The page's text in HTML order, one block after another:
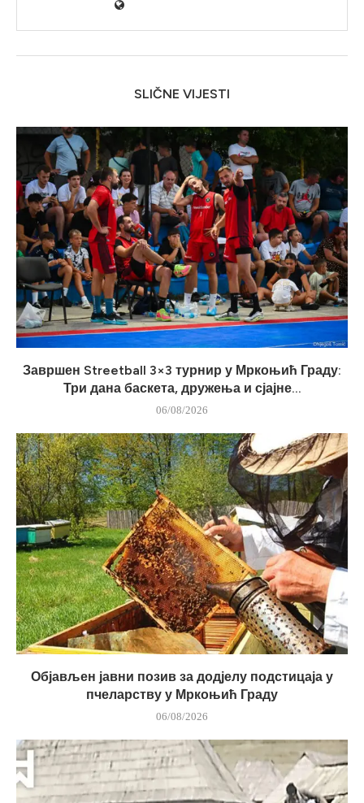
SLIČNE VIJESTI
Завршен Streetball 3×3 турнир у Мркоњић Граду:
Три дана баскета, дружења и сјајне...
06/08/2026
Објављен јавни позив за додјелу подстицаја у
пчеларству у Мркоњић Граду
06/08/2026